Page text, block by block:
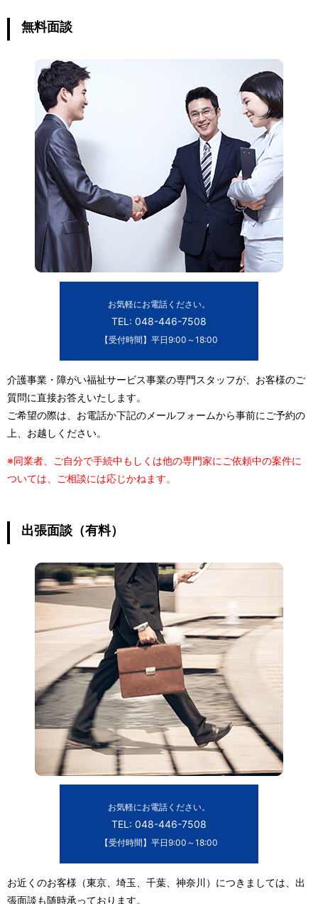
無料面談
お気軽にお電話ください。
TEL: 048-446-7508
【受付時間】平日9:00～18:00
介護事業・障がい福祉サービス事業の専門スタッフが、お客様のご
質問に直接お答えいたします。
ご希望の際は、お電話か下記のメールフォームから事前にご予約の
上、お越しください。
※同業者、ご自分で手続中もしくは他の専門家にご依頼中の案件に
ついては、ご相談には応じかねます。
出張面談（有料）
お気軽にお電話ください。
TEL: 048-446-7508
【受付時間】平日9:00～18:00
お近くのお客様（東京、埼玉、千葉、神奈川）につきましては、出
張面談も随時承っております。